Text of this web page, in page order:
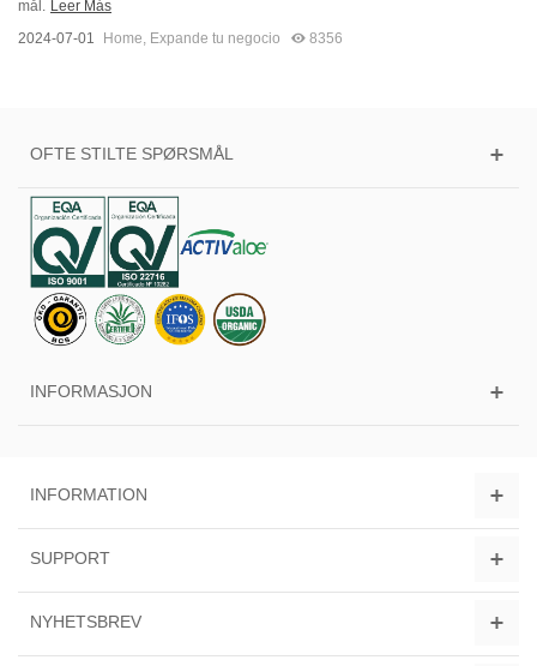
mål. Leer Más
2024-07-01
Home, Expande tu negocio 8356
OFTE STILTE SPØRSMÅL
INFORMASJON
INFORMATION
SUPPORT
NYHETSBREV